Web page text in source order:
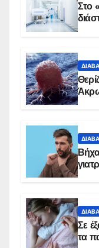
Στο
Σε
τα